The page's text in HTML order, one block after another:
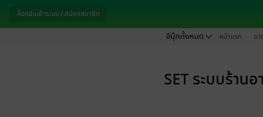
ล็อกอินเข้าระบบ / สมัครสมาชิก
อีบุ๊กทั้งหมด หน้าแรก ข
SET ระบบร้า